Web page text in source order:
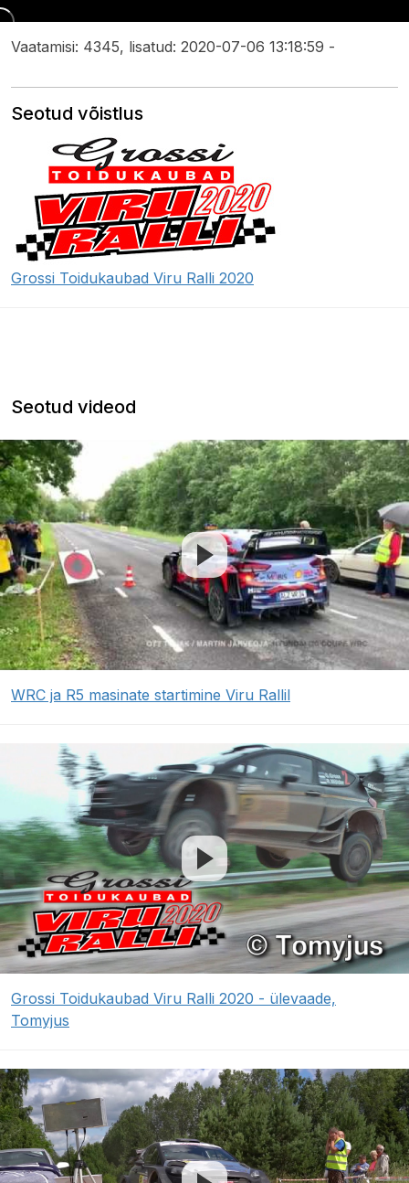
Vaatamisi: 4345, lisatud: 2020-07-06 13:18:59 -
Seotud võistlus
Grossi Toidukaubad Viru Ralli 2020
Seotud videod
WRC ja R5 masinate startimine Viru Rallil
Grossi Toidukaubad Viru Ralli 2020 - ülevaade,
Tomyjus